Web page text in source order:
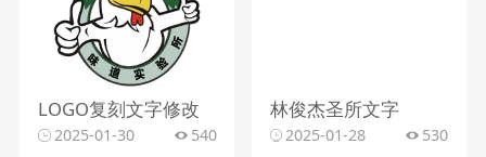
LOGO复刻文字修改
2025-01-30 540
林俊杰圣所文字
2025-01-28 530